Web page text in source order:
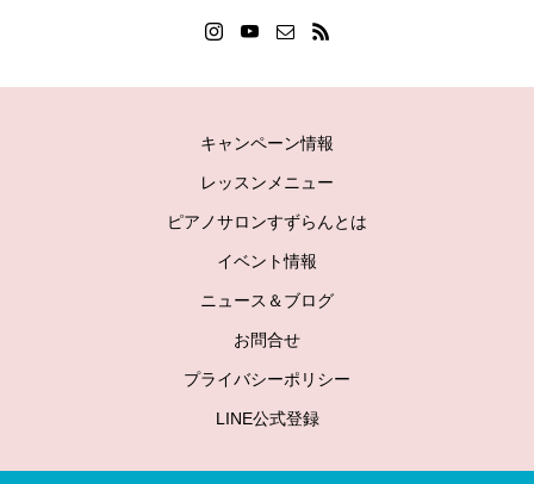
キャンペーン情報
レッスンメニュー
ピアノサロンすずらんとは
イベント情報
ニュース＆ブログ
お問合せ
プライバシーポリシー
LINE公式登録